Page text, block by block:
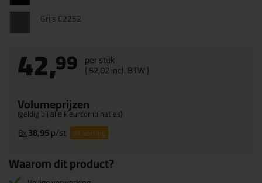
Grijs C2252
42,99 per stuk
(52,02incl. BTW )
Volumeprijzen
(geldig bij alle kleurcombinaties)
8x38,95p/st 9%korting
Waarom dit product?